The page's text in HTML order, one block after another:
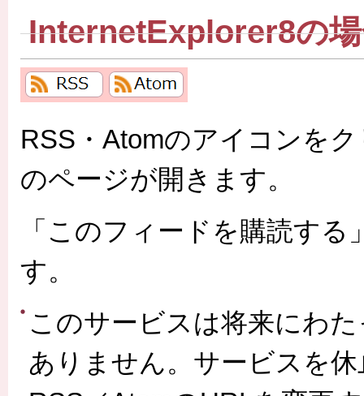
InternetExplorer8の
RSS・Atomのアイコンを
のページが開きます。
「このフィードを購読す
す。
このサービスは将来にわ
ありません。サービスを